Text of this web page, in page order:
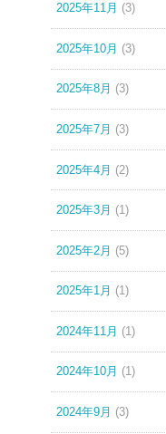
2025年11月 (3)
2025年10月 (3)
2025年8月 (3)
2025年7月 (3)
2025年4月 (2)
2025年3月 (1)
2025年2月 (5)
2025年1月 (1)
2024年11月 (1)
2024年10月 (1)
2024年9月 (3)